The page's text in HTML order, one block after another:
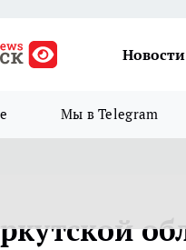
Мы в Telegram